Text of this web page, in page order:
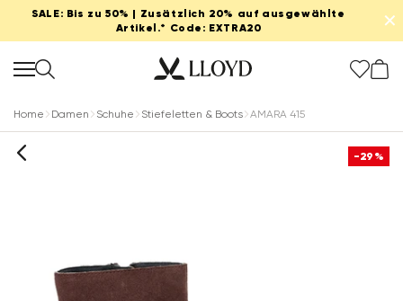
SALE: Bis zu 50% | Zusätzlich 20% auf ausgewählte
Artikel.* Code: EXTRA20
✕
Home Damen Schuhe Stiefeletten & Boots AMARA 415
-29%